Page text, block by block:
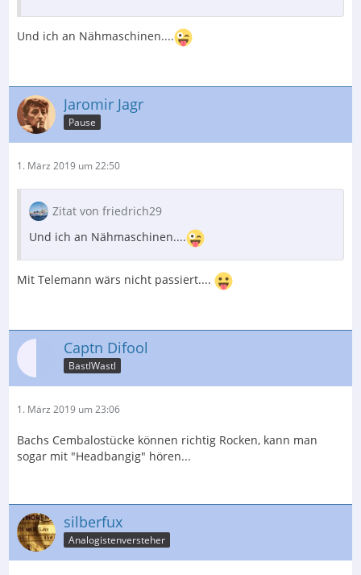
Und ich an Nähmaschinen....
Jaromir Jagr
Pause
1. März 2019 um 22:50
Zitat von friedrich29
Und ich an Nähmaschinen....
Mit Telemann wärs nicht passiert....
Captn Difool
BastlWastl
1. März 2019 um 23:06
Bachs Cembalostücke können richtig Rocken, kann man
sogar mit "Headbangig" hören...
silberfux
Analogistenversteher